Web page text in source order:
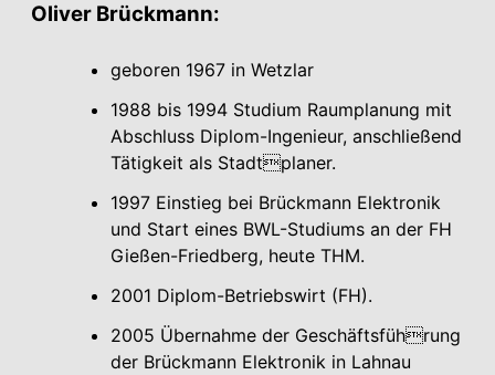
Oliver Brückmann:
geboren 1967 in Wetzlar
1988 bis 1994 Studium Raumplanung mit
Abschluss Diplom-Ingenieur, anschließend
Tätigkeit als Stadtplaner.
1997 Einstieg bei Brückmann Elektronik
und Start eines BWL-Studiums an der FH
Gießen-Friedberg, heute THM.
2001 Diplom-Betriebswirt (FH).
2005 Übernahme der Geschäftsführung
der Brückmann Elektronik in Lahnau